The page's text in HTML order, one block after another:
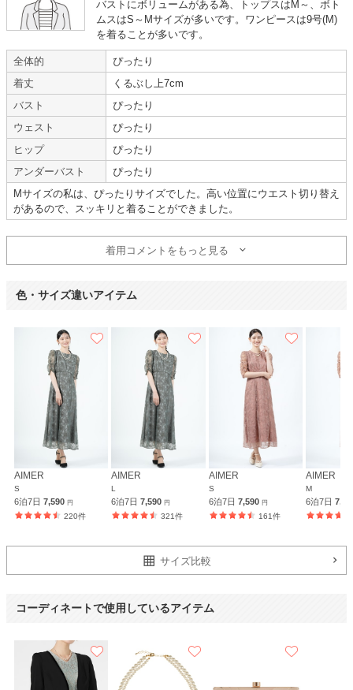
【一緒に注文した商品】
デザイン色味ともに大好評
【A09725】を使用
年齢 : 20代前半
身長 :155〜159cm
体型 :標準
サイズ :ぴったり
丈 : ひざより下
使用時期 :7月
使用地域 :富山県
サイズが合うか心配だったが、他の人のレビューを見て、同じような体型の
モデルのコーデをそのままマネして借りることが出来るため、あまり悩まず
に決めることができ便利だった。
また利用したい。
【一緒に注文した商品】
VIWOMINA trattoria
バストにボリュームがある為、トップスはM～、ボト
ムスはS～Mサイズが多いです。ワンピースは9号(M)
を着ることが多いです。
全体的
ぴったり
着丈
くるぶし上7cm
バスト
ぴったり
ウェスト
ぴったり
ヒップ
ぴったり
アンダーバスト
ぴったり
Mサイズの私は、ぴったりサイズでした。高い位置にウエスト切り替え
があるので、スッキリと着ることができました。
着用コメントをもっと見る
色・サイズ違いアイテム
AIMER
S
6泊7日 7,590 円
220件
AIMER
L
6泊7日7,590円
321件
AIMER
S
6泊7日 7,590 円
161件
AIMER
M
6泊7日
サイズ比較
コーディネートで使用しているアイテム